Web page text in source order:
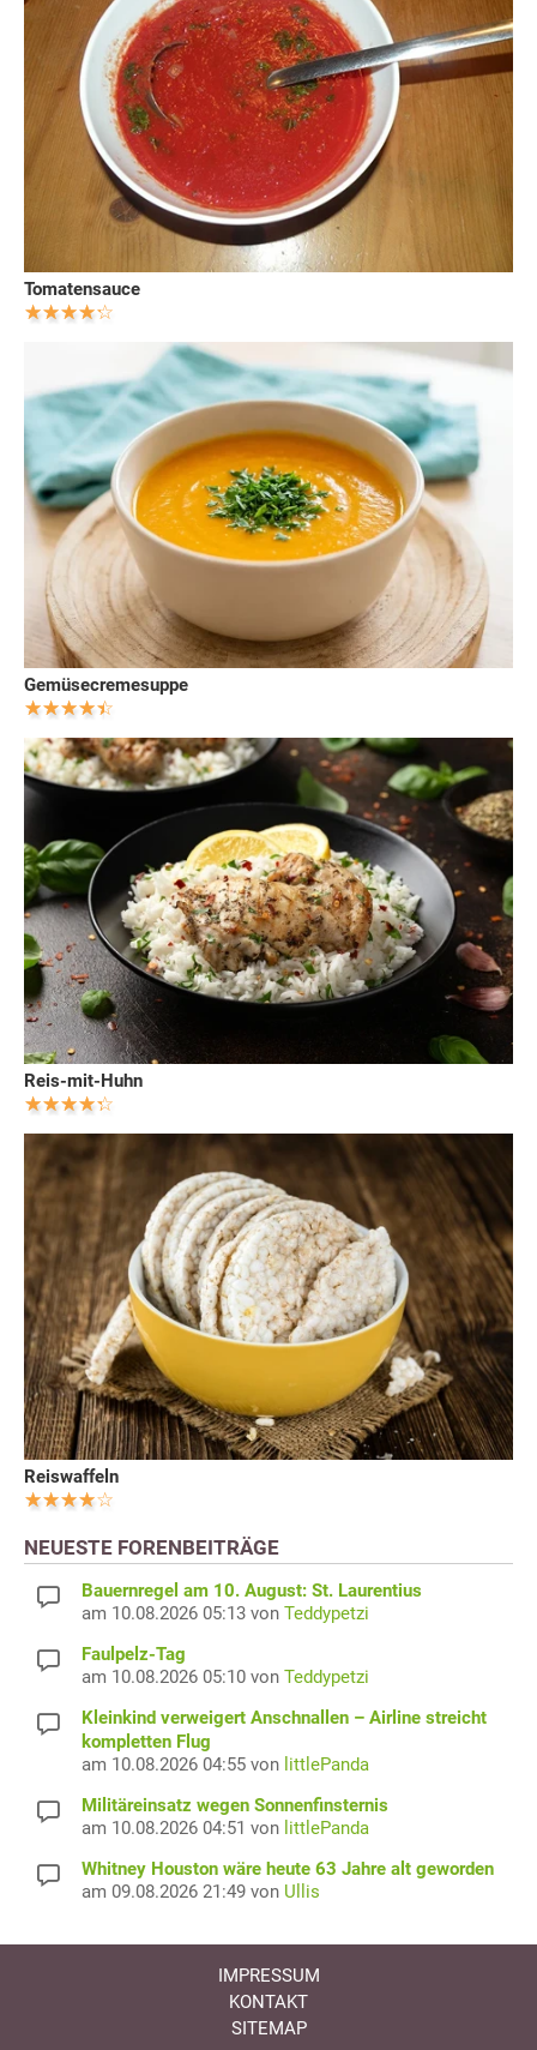
Tomatensauce
Gemüsecremesuppe
Reis-mit-Huhn
Reiswaffeln
NEUESTE FORENBEITRÄGE
Bauernregel am 10. August: St. Laurentius
am 10.08.2026 05:13 von Teddypetzi
Faulpelz-Tag
am 10.08.2026 05:10 von Teddypetzi
Kleinkind verweigert Anschnallen – Airline streicht
kompletten Flug
am 10.08.2026 04:55 von littlePanda
Militäreinsatz wegen Sonnenfinsternis
am 10.08.2026 04:51 von littlePanda
Whitney Houston wäre heute 63 Jahre alt geworden
am 09.08.2026 21:49 von Ullis
IMPRESSUM
KONTAKT
SITEMAP